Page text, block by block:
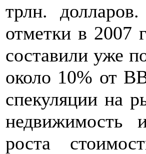
трлн.
отметки в 2007
составили уже
около 10% от
спекуляции на
недвижимость
роста